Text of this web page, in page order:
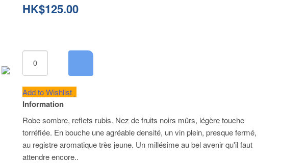
HK$125.00
Add to Wishlist
Information
Robe sombre, reflets rubis. Nez de fruits noirs mûrs, légère touche
torréfiée. En bouche une agréable densité, un vin plein, presque fermé,
au registre aromatique très jeune. Un millésime au bel avenir qu'il faut
attendre encore..